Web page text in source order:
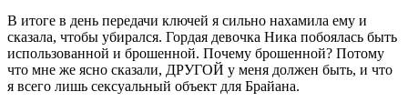
В итоге в день передачи ключей я сильно нахамила ему и
сказала, чтобы убирался. Гордая девочка Ника побоялась быть
использованной и брошенной. Почему брошенной? Потому
что мне же ясно сказали, ДРУГОЙ у меня должен быть, и что
я всего лишь сексуальный объект для Брайана.